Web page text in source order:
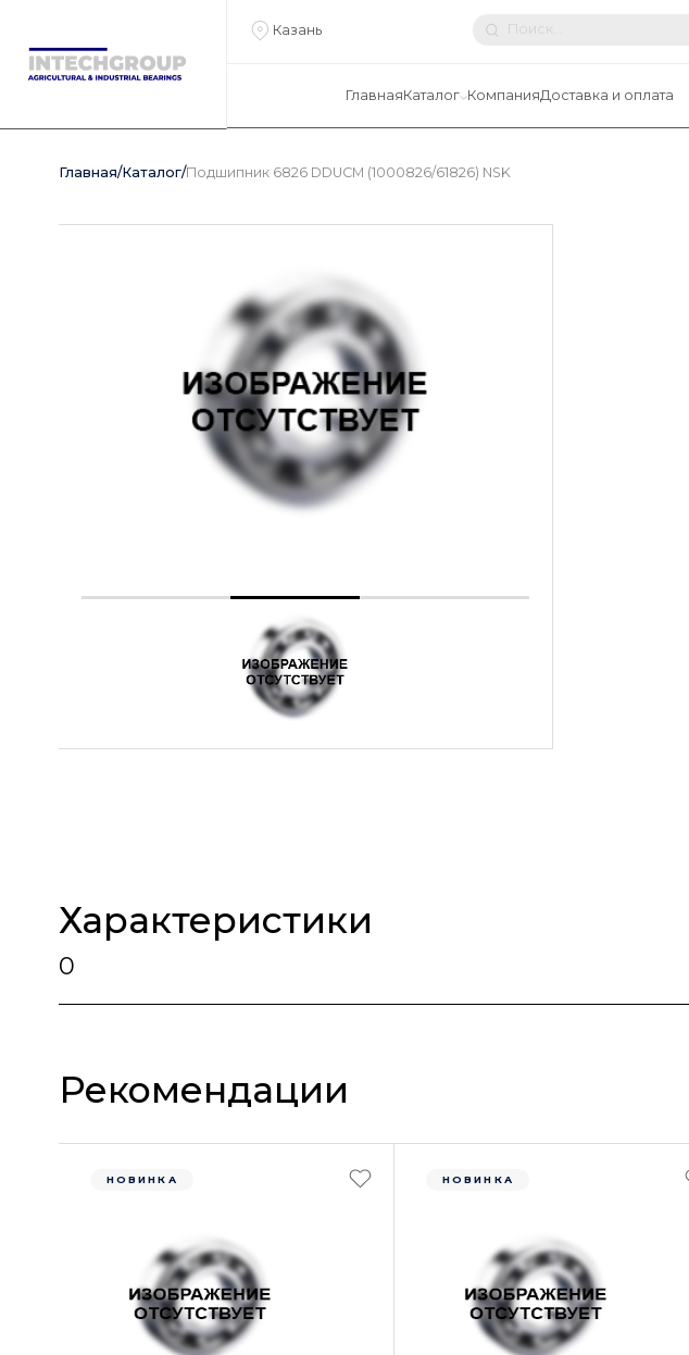
Казань
ГлавнаяКаталог КомпанияДоставка и оплата
Главная/Каталог/Подшипник 6826 DDUCM (1000826/61826) NSK
Характеристики
0
Рекомендации
НОВИНКА НОВИНКА